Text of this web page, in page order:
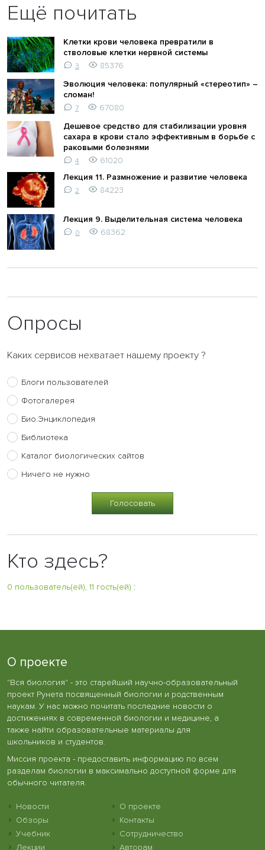
Ещё почитать
Клетки крови человека превратили в
стволовые клетки нервной системы
3
85376
Эволюция человека: популярный «стереотип» –
сломан!
7
67080
Дешевое средство для стабилизации уровня
сахара в крови стало эффективным в борьбе с
раковыми болезнями
4
61020
Лекция 11. Размножение и развитие человека
2 84223
Лекция 9. Выделительная система человека
0 68362
Опросы
Каких сервисов нехватает нашему проекту ?
Блоги пользователей
Фотогалерея
Био.Энциклопедия
Библиотека
Каталог биологических сайтов
Ничего не нужно
Кто здесь?
0 пользователь(ей), 11 гость(ей) :
О проекте
"Вся биология" - это старейший научно-образовательный
проект Рунета посвященный биологии и родственным
наукам. У нас можно почитать последние новости о
достижениях в современной биологии и медицине, а
также найти образовательные материалы для
школьников и студентов.
Миссия проекта - предоставить информацию по всем
разделам биологии в максимально доступной форме для
обычного читателя.
Новости
Обзоры
Учебник
Лекции
О проекте
Контакты
Сотрудничество
Авторам